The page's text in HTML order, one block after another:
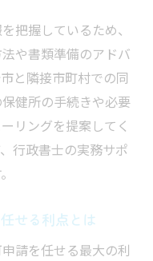
把握しているため、
や書類準備のアドバ
と隣接市町村での同
健所の手続きや必要
リングを提案してく
行政書士の実務サポ
せる利点とは
請を任せる最大の利